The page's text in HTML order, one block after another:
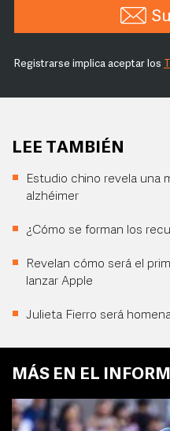
Registrarse implica aceptar los
LEE TAMBIÉN
Estudio chino revela una
alzhéimer
¿Cómo se forman los
Revelan cómo será el
lanzar Apple
Julieta Fierro será
MÁS EN EL